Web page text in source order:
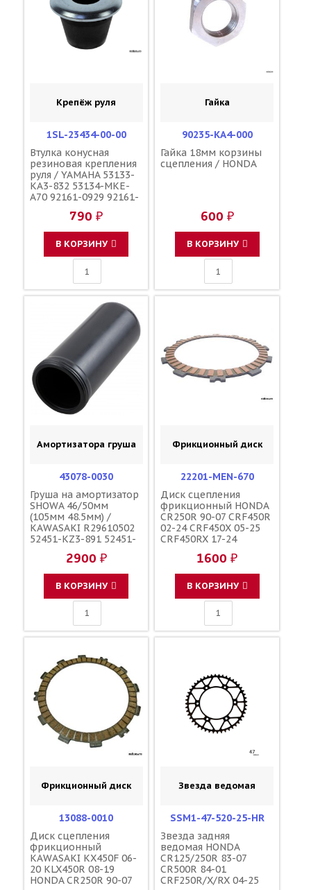
Крепёж руля
1SL-23434-00-00
Втулка конусная
резиновая крепления
руля / YAMAHA 53133-
KA3-832 53134-MKE-
A70 92161-0929 92161-
92161-0113 56241-
10H10 56241-10H11
790 ₽
В КОРЗИНУ
Гайка
90235-KA4-000
Гайка 18мм корзины
сцепления / HONDA
600 ₽
В КОРЗИНУ
Амортизатора груша
43078-0030
Груша на амортизатор
SHOWA 46/50мм
(105мм 48.5мм) /
KAWASAKI R29610502
52451-KZ3-891 52451-
62273-36F00 52451-
MKE-AF1
2900 ₽
В КОРЗИНУ
Фрикционный диск
22201-MEN-670
Диск сцепления
фрикционный HONDA
CR250R 90-07 CRF450R
02-24 CRF450X 05-25
CRF450RX 17-24
KAWASAKI KX450F 06-
20 KLX450R 08-19 /
HONDA 22201-MEB-670
0051 13088-0012
1600 ₽
В КОРЗИНУ
Фрикционный диск
13088-0010
Диск сцепления
фрикционный
KAWASAKI KX450F 06-
20 KLX450R 08-19
HONDA CR250R 90-07
Звезда ведомая
SSM1-47-520-25-HR
Звезда задняя
ведомая HONDA
CR125/250R 83-07
CR500R 84-01
CRF250R/X/RX 04-25